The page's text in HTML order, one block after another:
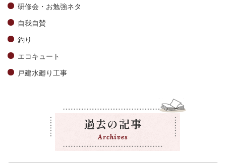
研修会・お勉強ネタ
自我自賛
釣り
エコキュート
戸建水廻り工事
過去の記事
Archives